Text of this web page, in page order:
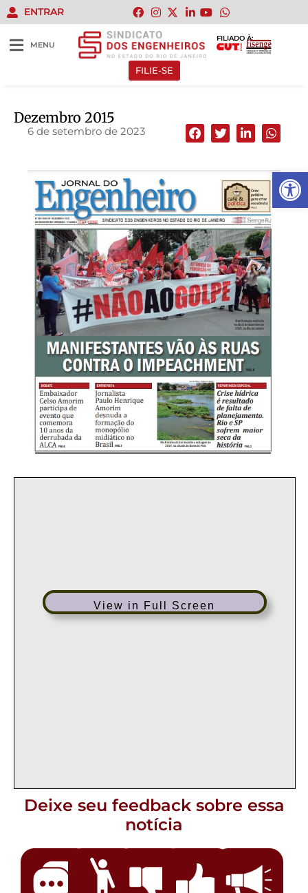
Abrir
ENTRAR
MENU
FILIADO À:
FILIE-SE
Dezembro 2015
6 de setembro de 2023
View in Full Screen
Deixe seu feedback sobre essa
notícia